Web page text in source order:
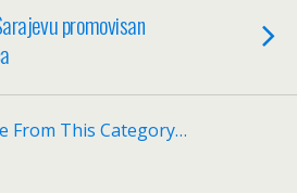
promovisan
From This Category…